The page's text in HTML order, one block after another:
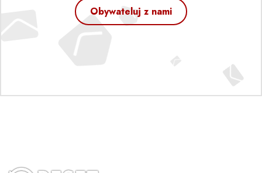
Obywateluj z nami